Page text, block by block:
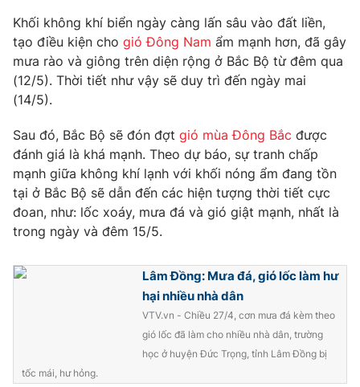
Thế giới đó đây
Câu chuyện quốc tế
Kinh tế
Tài chính
Thị trường
Dữ liệu và đời sống
Phim VTV
Hậu trường
Nhân vật
Giải sao mai
Giải trí
Điện ảnh
Âm nhạc
Sao
Đời sống
Du lịch
Làm đẹp
Chất lượng cuộc sống
Hitech Công nghệ tương lai
Sản phẩm
Giao lưu trực tuyến
Khối không khí biển ngày càng lấn sâu vào đất liền,
tạo điều kiện cho gió Đông Nam ẩm mạnh hơn, đã gây
mưa rào và giông trên diện rộng ở Bắc Bộ từ đêm qua
(12/5). Thời tiết như vậy sẽ duy trì đến ngày mai
(14/5).
Sau đó, Bắc Bộ sẽ đón đợt gió mùa Đông Bắc được
đánh giá là khá mạnh. Theo dự báo, sự tranh chấp
mạnh giữa không khí lạnh với khối nóng ẩm đang tồn
tại ở Bắc Bộ sẽ dẫn đến các hiện tượng thời tiết cực
đoan, như: lốc xoáy, mưa đá và gió giật mạnh, nhất là
trong ngày và đêm 15/5.
Lâm Đồng: Mưa đá, gió lốc làm hư
hại nhiều nhà dân
VTV.vn - Chiều 27/4, cơn mưa đá kèm theo
gió lốc đã làm cho nhiều nhà dân, trường
học ở huyện Đức Trọng, tỉnh Lâm Đồng bị
tốc mái, hư hỏng.